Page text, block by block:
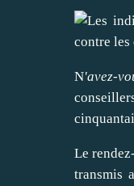
N'avez-
Le
transmis